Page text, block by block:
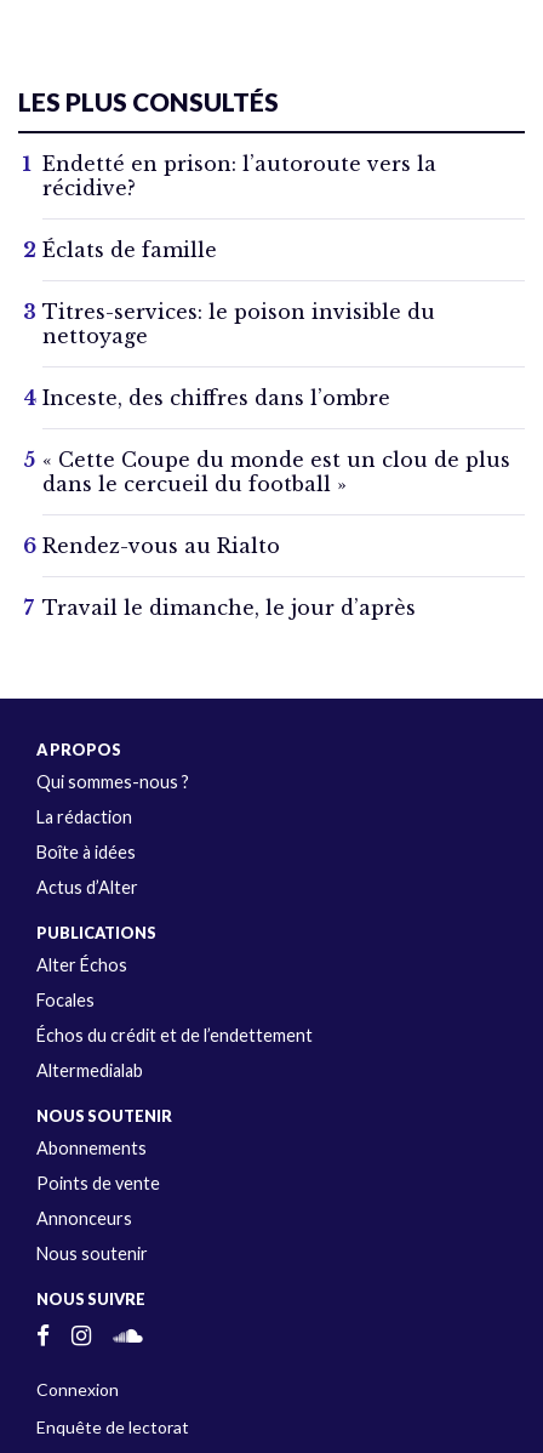
LES PLUS CONSULTÉS
Endetté en prison: l’autoroute vers la
récidive?
Éclats de famille
Titres-services: le poison invisible du
nettoyage
Inceste, des chiffres dans l’ombre
« Cette Coupe du monde est un clou de plus
dans le cercueil du football »
Rendez-vous au Rialto
Travail le dimanche, le jour d’après
A PROPOS
Qui sommes-nous ?
La rédaction
Boîte à idées
Actus d’Alter
PUBLICATIONS
Alter Échos
Focales
Échos du crédit et de l’endettement
Altermedialab
NOUS SOUTENIR
Abonnements
Points de vente
Annonceurs
Nous soutenir
NOUS SUIVRE
Connexion
Enquête de lectorat